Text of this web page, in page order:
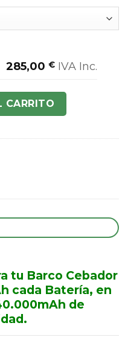
285,00 € IVA Inc.
y 20.000mAh cantidad
CARRITO
tu Barco Cebador
cada Batería, en
de